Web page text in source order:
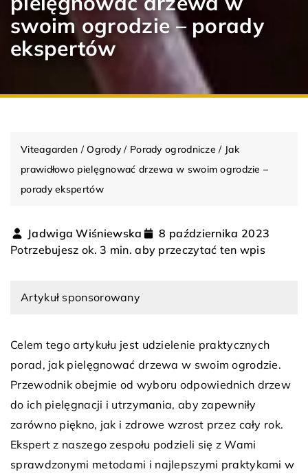
swoim ogrodzie – porady
ekspertów
Viteagarden /Ogrody/ Porady ogrodnicze / Jak
prawidłowo pielęgnować drzewa w swoim ogrodzie –
porady ekspertów
Jadwiga Wiśniewska
8 października 2023
Potrzebujesz ok. 3 min. aby przeczytać ten wpis
Artykuł sponsorowany
Celem tego artykułu jest udzielenie praktycznych
porad, jak pielęgnować drzewa w swoim ogrodzie.
Przewodnik obejmie od wyboru odpowiednich drzew
do ich pielęgnacji i utrzymania, aby zapewniły
zarówno piękno, jak i zdrowe wzrost przez cały rok.
Ekspert z naszego zespołu podzieli się z Wami
sprawdzonymi metodami i najlepszymi praktykami w